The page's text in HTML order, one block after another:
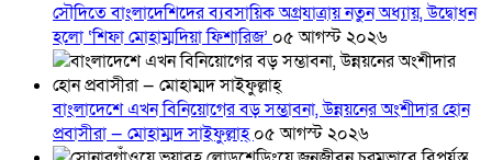
সৌদিতে বাংলাদেশিদের ব্যবসায়িক অগ্রযাত্রায় নতুন অধ্যায়, উদ্বোধন
হলো ‘শিফা মোহাম্মদিয়া ফিশারিজ’ ০৫ আগস্ট ২০২৬
বাংলাদেশে এখন বিনিয়োগের বড় সম্ভাবনা, উন্নয়নের অংশীদার হোন
প্রবাসীরা — মোহাম্মদ সাইফুল্লাহ্০৫ আগস্ট ২০২৬